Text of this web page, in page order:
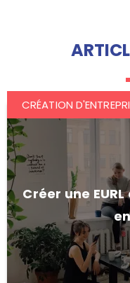
Créer une
CRÉATION